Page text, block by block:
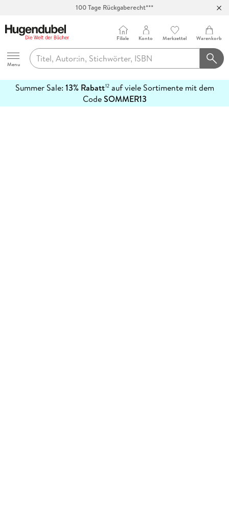
100 Tage Rückgaberecht***
Hugendubel
Menu
Filiale Konto Merkzettel Warenkorb
Summer Sale: 13% Rabatt12auf viele Sortimente mit dem
CodeSOMMER13
erfahren